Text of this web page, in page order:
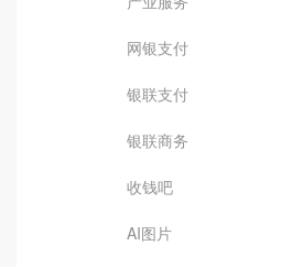
网银支付
银联支付
银联商务
收钱吧
AI图片